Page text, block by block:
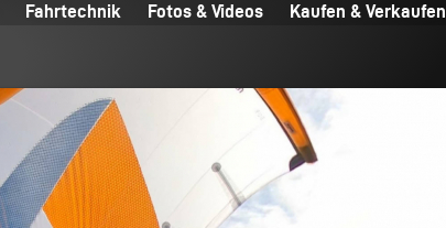
Fahrtechnik Fotos & Videos Kaufen & Verkaufen